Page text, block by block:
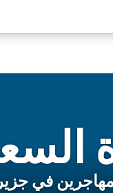
في